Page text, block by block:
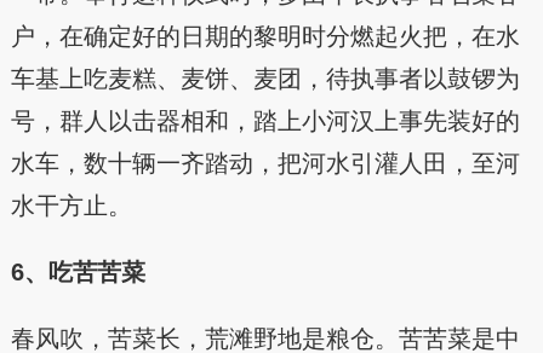
户，在确定好的日期的黎明时分燃起火把，在水
车基上吃麦糕、麦饼、麦团，待执事者以鼓锣为
号，群人以击器相和，踏上小河汉上事先装好的
水车，数十辆一齐踏动，把河水引灌人田，至河
水干方止。
6、吃苦苦菜
春风吹，苦菜长，荒滩野地是粮仓。苦苦菜是中